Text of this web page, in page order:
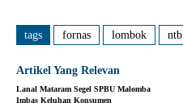
tags fornas lombok ntb
Artikel Yang Relevan
Lanal Mataram Segel SPBU Malomba
Imbas Keluhan Konsumen